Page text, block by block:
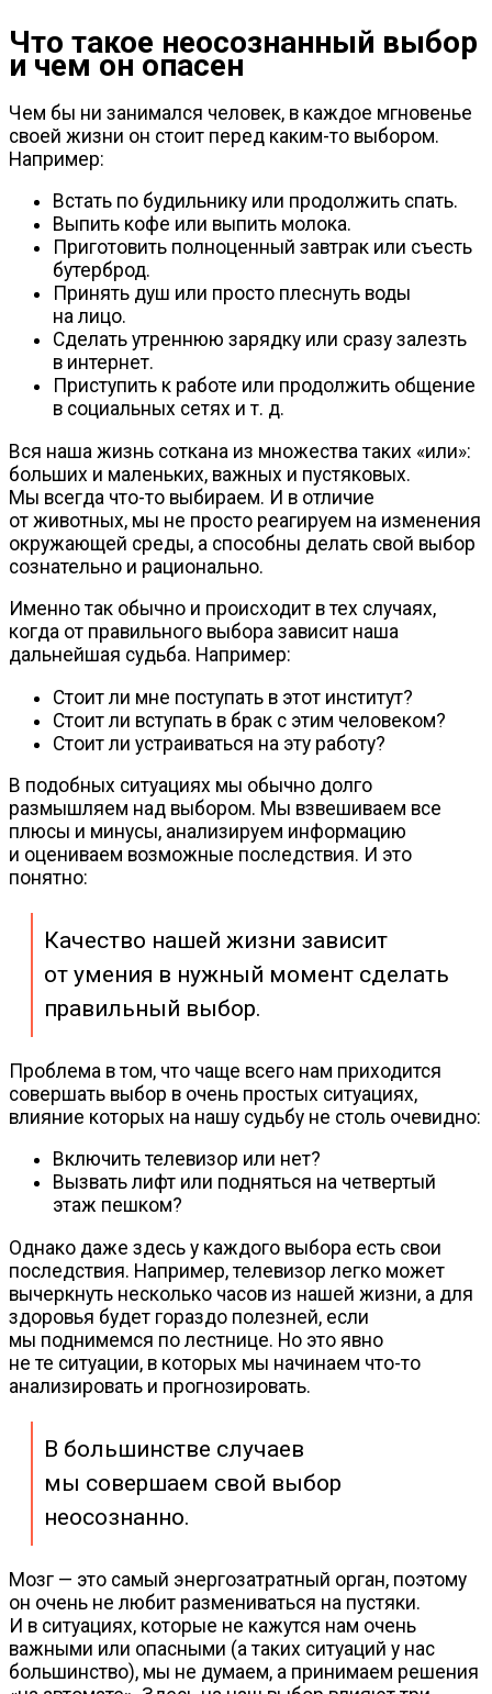
Что такое неосознанный выбор
и чем он опасен
Чем бы ни занимался человек, в каждое мгновенье
своей жизни он стоит перед каким-то выбором.
Например:
Встать по будильнику или продолжить спать.
Выпить кофе или выпить молока.
Приготовить полноценный завтрак или съесть
бутерброд.
Принять душ или просто плеснуть воды
на лицо.
Сделать утреннюю зарядку или сразу залезть
в интернет.
Приступить к работе или продолжить общение
в социальных сетях и т. д.
Вся наша жизнь соткана из множества таких «или»:
больших и маленьких, важных и пустяковых.
Мы всегда что-то выбираем. И в отличие
от животных, мы не просто реагируем на изменения
окружающей среды, а способны делать свой выбор
сознательно и рационально.
Именно так обычно и происходит в тех случаях,
когда от правильного выбора зависит наша
дальнейшая судьба. Например:
Стоит ли мне поступать в этот институт?
Стоит ли вступать в брак с этим человеком?
Стоит ли устраиваться на эту работу?
В подобных ситуациях мы обычно долго
размышляем над выбором. Мы взвешиваем все
плюсы и минусы, анализируем информацию
и оцениваем возможные последствия. И это
понятно:
Качество нашей жизни зависит
от умения в нужный момент сделать
правильный выбор.
Проблема в том, что чаще всего нам приходится
совершать выбор в очень простых ситуациях,
влияние которых на нашу судьбу не столь очевидно:
Включить телевизор или нет?
Вызвать лифт или подняться на четвертый
этаж пешком?
Однако даже здесь у каждого выбора есть свои
последствия. Например, телевизор легко может
вычеркнуть несколько часов из нашей жизни, а для
здоровья будет гораздо полезней, если
мы поднимемся по лестнице. Но это явно
не те ситуации, в которых мы начинаем что-то
анализировать и прогнозировать.
В большинстве случаев
мы совершаем свой выбор
неосознанно.
Мозг — это самый энергозатратный орган, поэтому
он очень не любит размениваться на пустяки.
И в ситуациях, которые не кажутся нам очень
важными или опасными (а таких ситуаций у нас
большинство), мы не думаем, а принимаем решения